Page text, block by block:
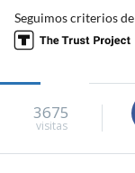
Seguimos criterios de
3675
visitas